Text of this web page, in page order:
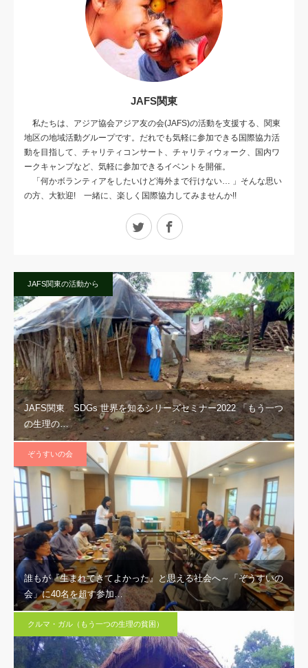
JAFS関東
私たちは、アジア協会アジア友の会(JAFS)の活動を支援する、関東
地区の地域活動グループです。だれでも気軽に参加できる国際協力活
動を目指して、チャリティコンサート、チャリティウォーク、国内ワ
ークキャンプなど、気軽に参加できるイベントを開催。
「何かボランティアをしたいけど海外まで行けない… 」そんな思い
の方、大歓迎! 一緒に、楽しく国際協力してみませんか!!
Twitter Facebook
JAFS関東の活動から
JAFS関東 SDGs 世界を知るシリーズセミナー2022 「もう一つ
の生理の…
ぞうすいの会
誰もが『生まれてきてよかった』と思える社会へ～「ぞうすいの
会」に40名を超す参加…
クルマ・ガル（もう一つの生理の貧困）